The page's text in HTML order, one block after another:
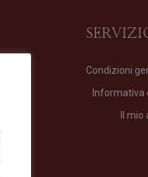
Condizioni
Informativa
Il